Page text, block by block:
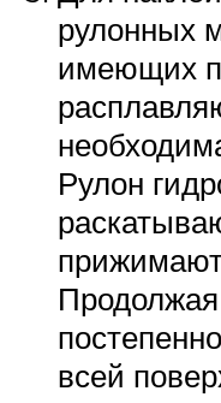
рулонных
имеющих
Рулон
Продолжая
всей